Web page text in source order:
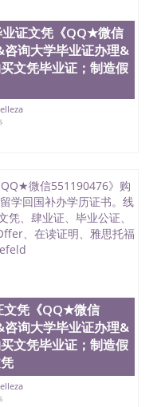
证文凭《QQ★微信
询大学毕业证办理&
文凭毕业证；制造假
文凭《QQ★微信
询大学毕业证办理&
文凭毕业证；制造假